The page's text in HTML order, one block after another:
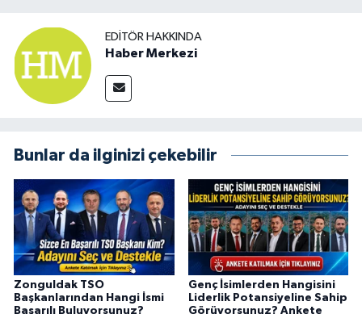
EDITÖR HAKKINDA
Haber Merkezi
Bunlar da ilginizi çekebilir
Zonguldak TSO
Başkanlarından Hangi İsmi
Başarılı Buluyorsunuz?
Genç İsimlerden Hangisini
Liderlik Potansiyeline Sahip
Görüyorsunuz? Ankete